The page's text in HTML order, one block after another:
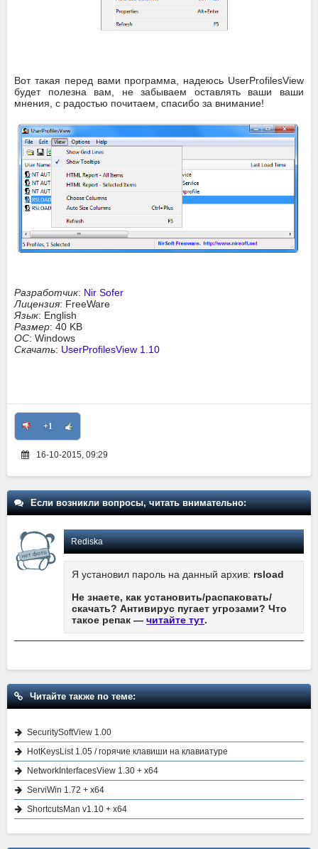
Вот такая перед вами программа, надеюсь UserProfilesView
будет полезна вам, не забываем оставлять ваши ваши
мнения, с радостью почитаем, спасибо за внимание!
Разработчик: Nir Sofer
Лицензия: FreeWare
Язык: English
Размер: 40 KB
ОС: Windows
Скачать: UserProfilesView 1.10
+1
16-10-2015, 09:29
Если возникли вопросы, читать внимательно:
Rediska
Я установил пароль на данный архив: rsload
Не знаете, как установить/распаковать/
скачать? Антивирус пугает угрозами? Что
такое репак — читайте тут.
Читайте также по теме:
SecuritySoftView 1.00
HotKeysList 1.05 / горячие клавиши на клавиатуре
NetworkInterfacesView 1.30 + x64
ServiWin 1.72 + x64
ShortcutsMan v1.10 + x64